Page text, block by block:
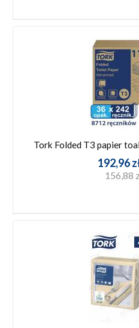
Tork Folded T3 papier
192,96
156,88